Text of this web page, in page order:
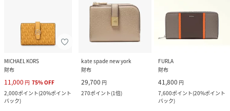
MICHAEL KORS
財布
11,000 円 75%OFF
2,000ポイント(20%ポイント
バック)
kate spade new york
財布
29,700 円
270ポイント(1倍)
FURLA
財布
41,800 円
7,600ポイント(20%ポイント
バック)